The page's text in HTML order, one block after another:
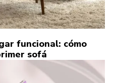
funcional: cómo
sofá